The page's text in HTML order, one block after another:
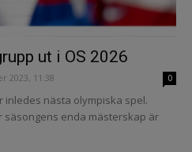
ut i OS 2026
2023, 11:38 0
inledes nästa olympiska spel.
säsongens enda mästerskap är